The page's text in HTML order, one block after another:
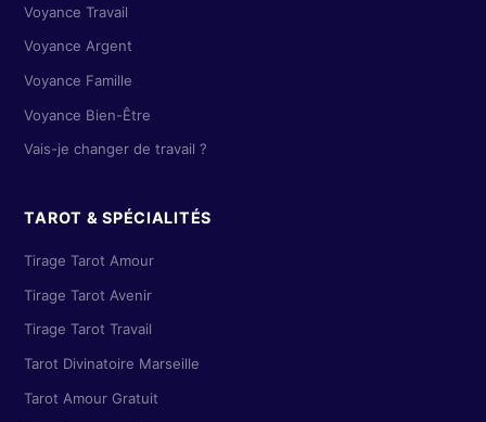
Voyance Travail
Voyance Argent
Voyance Famille
Voyance Bien-Être
Vais-je changer de travail ?
TAROT & SPÉCIALITÉS
Tirage Tarot Amour
Tirage Tarot Avenir
Tirage Tarot Travail
Tarot Divinatoire Marseille
Tarot Amour Gratuit